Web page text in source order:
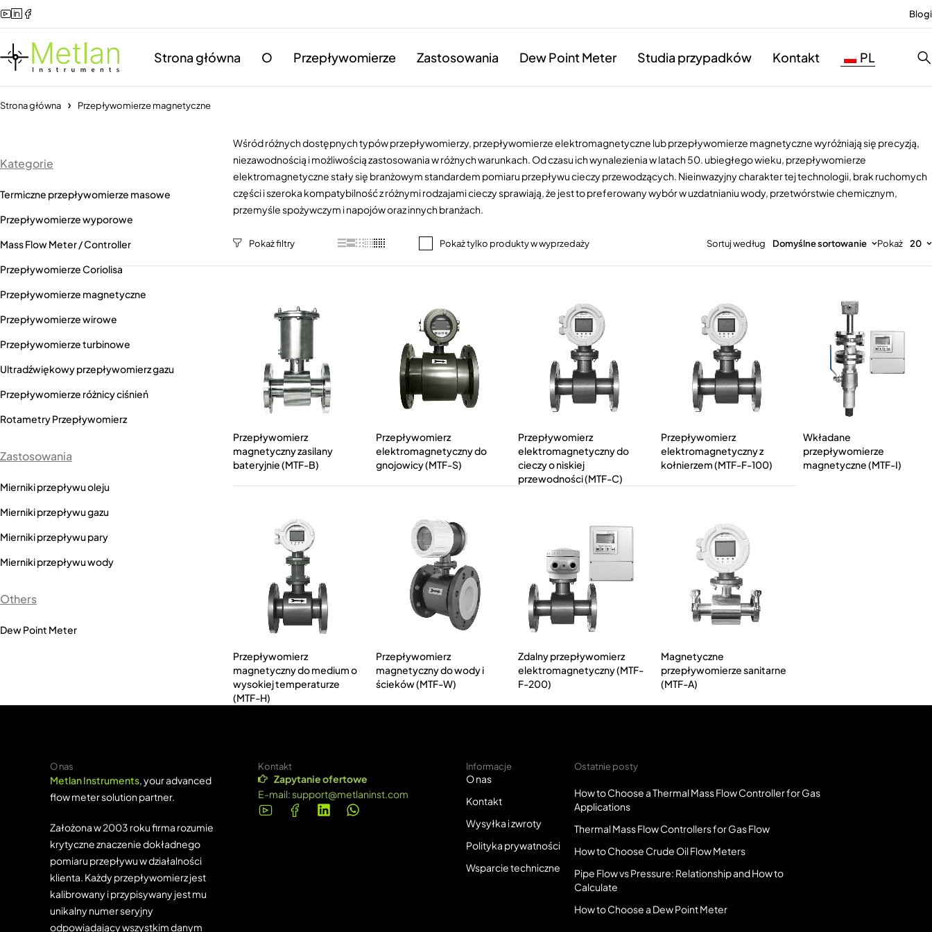
Blogi
Strona główna O Przepływomierze Zastosowania Dew Point Meter Studia przypadków Kontakt PL
Strona główna Przepływomierze magnetyczne
Kategorie
Termiczne przepływomierze masowe
Przepływomierze wyporowe
Mass Flow Meter / Controller
Przepływomierze Coriolisa
Przepływomierze magnetyczne
Przepływomierze wirowe
Przepływomierze turbinowe
Ultradźwiękowy przepływomierz gazu
Przepływomierze różnicy ciśnień
Rotametry Przepływomierz
Zastosowania
Mierniki przepływu oleju
Mierniki przepływu gazu
Mierniki przepływu pary
Mierniki przepływu wody
Others
Dew Point Meter
Wśród różnych dostępnych typów przepływomierzy, przepływomierze elektromagnetyczne lub przepływomierze magnetyczne wyróżniają się precyzją,
niezawodnością i możliwością zastosowania w różnych warunkach. Od czasu ich wynalezienia w latach 50. ubiegłego wieku, przepływomierze
elektromagnetyczne stały się branżowym standardem pomiaru przepływu cieczy przewodzących. Nieinwazyjny charakter tej technologii, brak ruchomych
części i szeroka kompatybilność z różnymi rodzajami cieczy sprawiają, że jest to preferowany wybór w uzdatnianiu wody, przetwórstwie chemicznym,
przemyśle spożywczym i napojów oraz innych branżach.
Pokaż tylko produkty w wyprzedaży Sortuj według Domyślne sortowanie Pokaż 20
Przepływomierz
magnetyczny zasilany
bateryjnie (MTF-B)
Przepływomierz
elektromagnetyczny do
gnojowicy (MTF-S)
Przepływomierz
elektromagnetyczny do
cieczy o niskiej
przewodności (MTF-C)
Przepływomierz
elektromagnetyczny z
kołnierzem (MTF-F-100)
Wkładane
przepływomierze
magnetyczne (MTF-I)
Przepływomierz
magnetyczny do medium o
wysokiej temperaturze
(MTF-H)
Przepływomierz
magnetyczny do wody i
ścieków (MTF-W)
Zdalny przepływomierz
elektromagnetyczny (MTF-
F-200)
Magnetyczne
przepływomierze sanitarne
(MTF-A)
O nas
Metlan Instruments, your advanced
flow meter solution partner.
Założona w 2003 roku firma rozumie
krytyczne znaczenie dokładnego
pomiaru przepływu w działalności
klienta. Każdy przepływomierz jest
kalibrowany i przypisywany jest mu
unikalny numer seryjny
odpowiadający wszystkim danym
Kontakt
Zapytanie ofertowe
E-mail:support@metlaninst.com
Informacje
O nas
Kontakt
Wysyłka i zwroty
Polityka prywatności
Wsparcie techniczne
Ostatnie posty
How to Choose a Thermal Mass Flow Controller for Gas
Applications
Thermal Mass Flow Controllers for Gas Flow
How to Choose Crude Oil Flow Meters
Pipe Flow vs Pressure: Relationship and How to
Calculate
How to Choose a Dew Point Meter